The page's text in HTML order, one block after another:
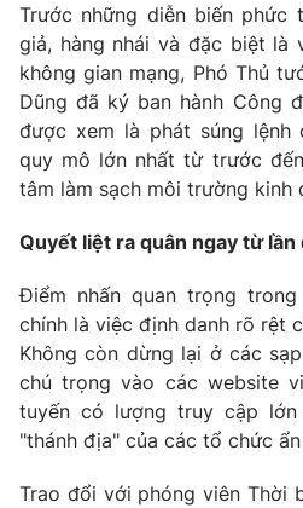
Sản phẩm
Thị trường
Tư vấn
Lịch phát sóng
Chuyên mục khác
Emagazine
Video
VTV Money
Trước những diễn biến phức
giả, hàng nhái và đặc biệt là
không gian mạng, Phó Thủ
Dũng đã ký ban hành Công
được xem là phát súng lệnh
quy mô lớn nhất từ trước
tâm làm sạch môi trường kinh
Quyết liệt ra quân ngay từ lần
Điểm nhấn quan trọng
chính là việc định danh rõ rệt
Không còn dừng lại ở các
chú trọng vào các website
tuyến có lượng truy cập
"thánh địa" của các tổ chức ẩn
Trao đổi với phóng viên Thời